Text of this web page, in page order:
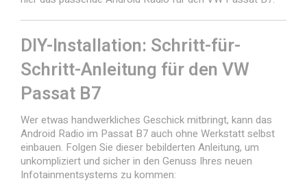
DIY-Installation: Schritt-für-
Schritt-Anleitung für den VW
Passat B7
Wer etwas handwerkliches Geschick mitbringt, kann das
Android Radio im Passat B7 auch ohne Werkstatt selbst
einbauen. Folgen Sie dieser bebilderten Anleitung, um
unkompliziert und sicher in den Genuss Ihres neuen
Infotainmentsystems zu kommen: